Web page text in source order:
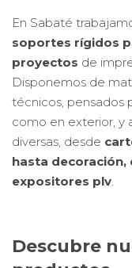
En Sabaté
soportes rígidos
proyectos de
Disponemos de
técnicos, pensados
como en exterior, y
diversas, desde
hasta decoración,
expositores plv
Descubre